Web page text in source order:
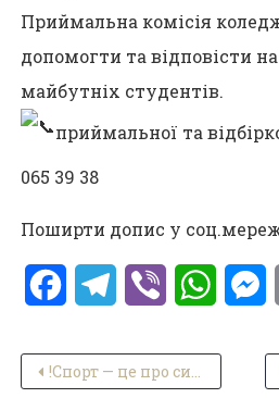
Приймальна комісія
допомогти та відповісти
майбутніх студентів.
приймальної та
065 39 38
Поширти допис у
FacebookTelegram
Viber
Навігація
!Спорт — це про силу, витримку, згуртованість і відновлення!